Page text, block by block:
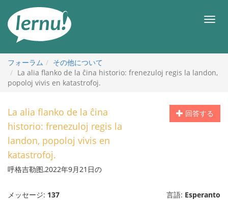
メ
フォーラム
その他について
La alia flanko de la ĉina historio: frenezuloj regis la landon,
popoloj vivis en katastrofoj.
回答する
La alia flanko de la ĉina
historio: frenezuloj regis la
landon, popoloj vivis en
katastrofoj.
呼格吉勒图,2022年9月21日の
メッセージ: 137 言語: Esperanto